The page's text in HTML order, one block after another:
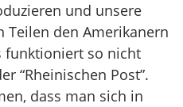
und unsere
Teilen den Amerikanern
funktioniert so nicht
“Rheinischen Post”.
dass man sich in